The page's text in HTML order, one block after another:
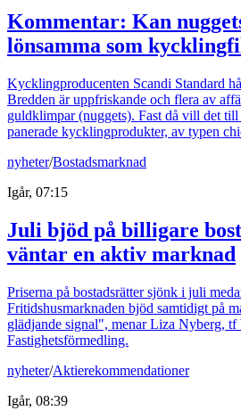
Kommentar: Kan
lönsamma som
Kycklingproducenten Scandi Standard
Bredden är uppfriskande och flera av
guldklimpar (nuggets). Fast då vill det till
panerade kycklingprodukter, av typen
nyheter/Bostadsmarknad
Igår, 07:15
Juli bjöd på billigare
väntar en aktiv marknad
Priserna på bostadsrätter sjönk i juli
Fritidshusmarknaden bjöd samtidigt på
glädjande signal", menar Liza Nyberg,
Fastighetsförmedling.
nyheter/Aktierekommendationer
Igår, 08:39